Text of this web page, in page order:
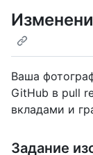
Ваша
GitHub в pull
вкладами и
Задание